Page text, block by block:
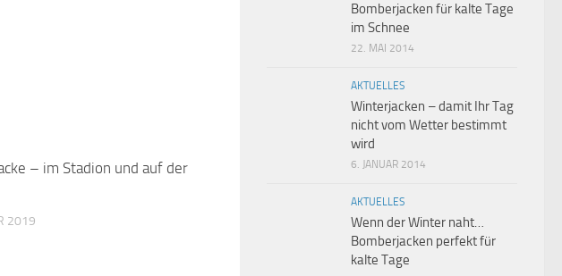
– im Stadion und auf der
2019
Bomberjacken für kalte Tage
im Schnee
22. MAI 2014
AKTUELLES
Winterjacken – damit Ihr Tag
nicht vom Wetter bestimmt
wird
6. JANUAR 2014
AKTUELLES
Wenn der Winter naht…
Bomberjacken perfekt für
kalte Tage